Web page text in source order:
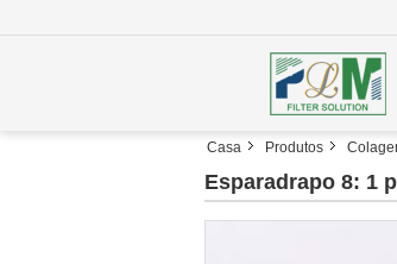
Casa Produtos
Esparadrapo 8: 1